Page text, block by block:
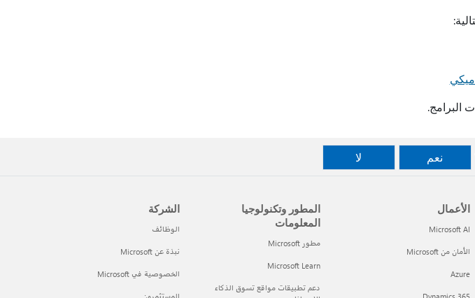
نعم لا
الأعمال
Microsoft AI
الأمان من Microsoft
Azure
المطور وتكنولوجيا
المعلومات
مطور Microsoft
Microsoft Learn
دعم تطبيقات مواقع تسوق الذكاء
الشركة
الوظائف
نبذة عن Microsoft
الخصوصية في Microsoft